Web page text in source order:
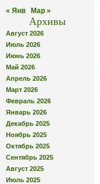
« Янв Мар »
Архивы
Август 2026
Июль 2026
Июнь 2026
Май 2026
Апрель 2026
Март 2026
Февраль 2026
Январь 2026
Декабрь 2025
Ноябрь 2025
Октябрь 2025
Сентябрь 2025
Август 2025
Июль 2025